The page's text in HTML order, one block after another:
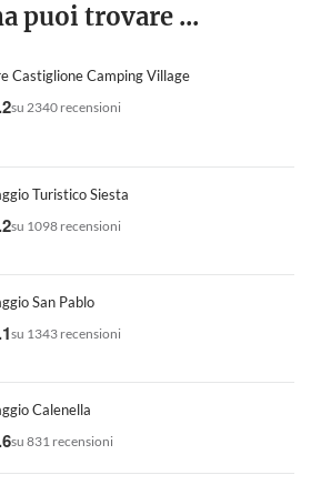
puoi trovare ...
Castiglione Camping Village
su 2340 recensioni
Turistico Siesta
su 1098 recensioni
San Pablo
su 1343 recensioni
Calenella
su 831 recensioni